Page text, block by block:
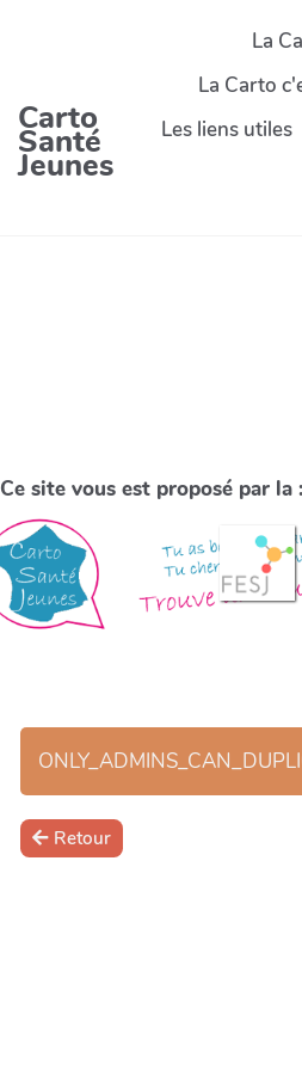
Carto
Santé
Jeunes
La
La Carto
Les liens utiles
Ce site vous est proposé par la :
Retour